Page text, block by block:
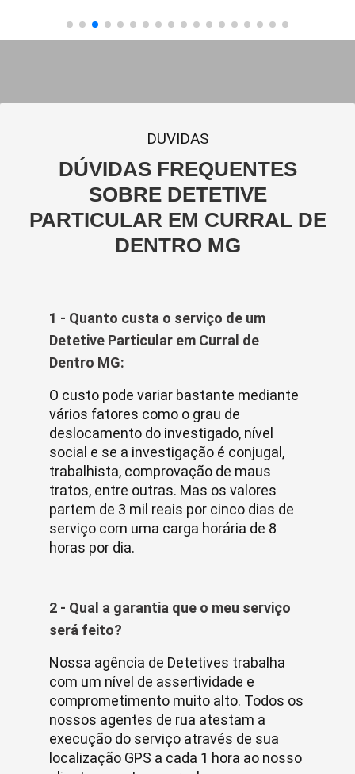
DUVIDAS
DÚVIDAS FREQUENTES
SOBRE DETETIVE
PARTICULAR EM CURRAL DE
DENTRO MG
1 - Quanto custa o serviço de um
Detetive Particular em Curral de
Dentro MG:
O custo pode variar bastante mediante
vários fatores como o grau de
deslocamento do investigado, nível
social e se a investigação é conjugal,
trabalhista, comprovação de maus
tratos, entre outras. Mas os valores
partem de 3 mil reais por cinco dias de
serviço com uma carga horária de 8
horas por dia.
2 - Qual a garantia que o meu serviço
será feito?
Nossa agência de Detetives trabalha
com um nível de assertividade e
comprometimento muito alto. Todos os
nossos agentes de rua atestam a
execução do serviço através de sua
localização GPS a cada 1 hora ao nosso